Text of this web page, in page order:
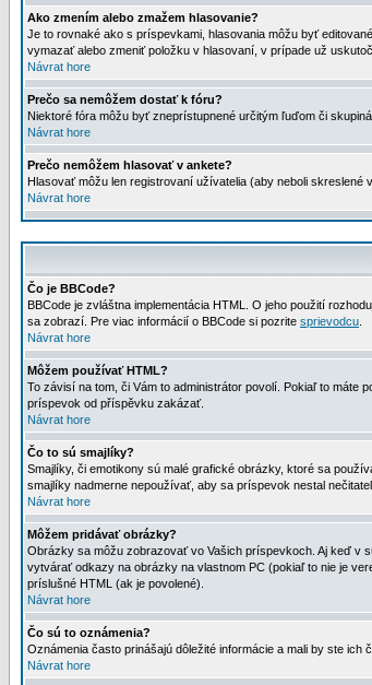
Ako zmením alebo zmažem hlasovanie?
Je to rovnaké ako s príspevkami, hlasovania môžu byť
vymazať alebo zmeniť položku v hlasovaní, v prípade už
Návrat hore
Prečo sa nemôžem dostať k fóru?
Niektoré fóra môžu byť zneprístupnené určitým ľuďom či
Návrat hore
Prečo nemôžem hlasovať v ankete?
Hlasovať môžu len registrovaní užívatelia (aby neboli
Návrat hore
Čo je BBCode?
BBCode je zvláštna implementácia HTML. O jeho použití
sa zobrazí. Pre viac informácií o BBCode si pozrite sprievodcu
Návrat hore
Môžem používať HTML?
To závisí na tom, či Vám to administrátor povolí. Pokiaľ to máte
príspevok od příspěvku zakázať.
Návrat hore
Čo to sú smajlíky?
Smajlíky, či emotikony sú malé grafické obrázky, ktoré sa
smajlíky nadmerne nepoužívať, aby sa príspevok nestal
Návrat hore
Môžem pridávať obrázky?
Obrázky sa môžu zobrazovať vo Vašich príspevkoch. Aj keď v
vytvárať odkazy na obrázky na vlastnom PC (pokiaľ to nie je
príslušné HTML (ak je povolené).
Návrat hore
Čo sú to oznámenia?
Oznámenia často prinášajú dôležité informácie a mali by ste
Návrat hore